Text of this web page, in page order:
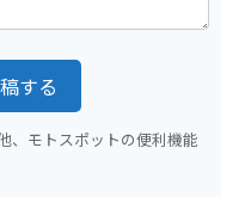
する
、モトスポットの便利機能